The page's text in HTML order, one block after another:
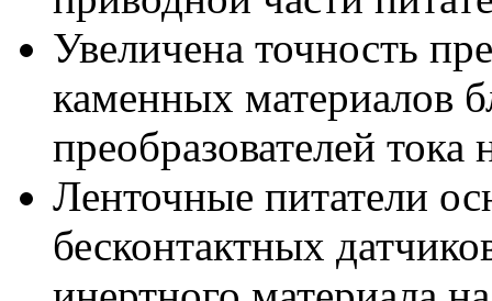
Увеличена точность
каменных материалов
преобразователей
Ленточные питатели
бесконтактных